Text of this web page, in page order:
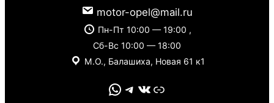
motor-opel@mail.ru
Пн-Пт 10:00 — 19:00 ,
Сб-Вс 10:00 — 18:00
М.О., Балашиха, Новая 61 к1
WhatsApp Telegram VK Link